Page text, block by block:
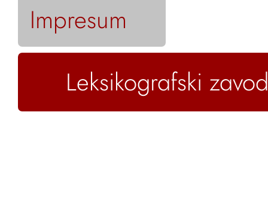
Impresum
Leksikografski